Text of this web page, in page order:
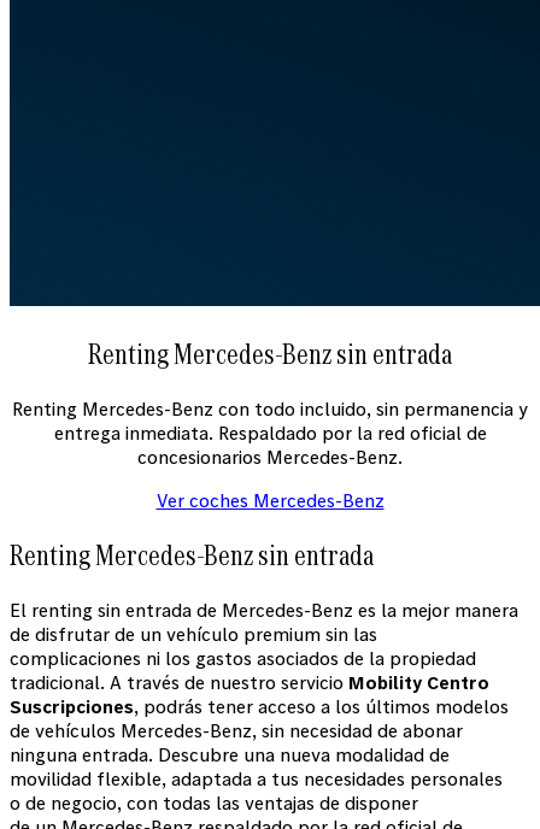
Renting Mercedes-Benz sin entrada
Renting Mercedes-Benz con todo incluido, sin permanencia y
entrega inmediata. Respaldado por la red oficial de
concesionarios Mercedes-Benz.
Ver coches Mercedes-Benz
Renting Mercedes-Benz sin entrada
El renting sin entrada de Mercedes-Benz es la mejor manera
de disfrutar de un vehículo premium sin las
complicaciones ni los gastos asociados de la propiedad
tradicional. A través de nuestro servicio Mobility Centro
Suscripciones, podrás tener acceso a los últimos modelos
de vehículos Mercedes-Benz, sin necesidad de abonar
ninguna entrada. Descubre una nueva modalidad de
movilidad flexible, adaptada a tus necesidades personales
o de negocio, con todas las ventajas de disponer